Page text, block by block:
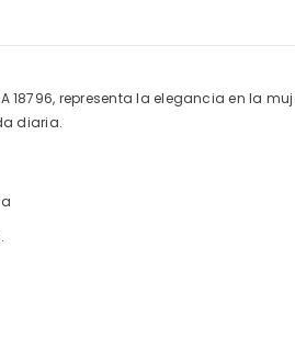
18796, representa la elegancia en
diaria.